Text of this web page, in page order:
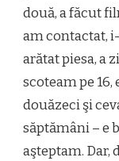
două, a făcut
am contactat,
arătat piesa, a
scoteam pe 16,
douăzeci şi
săptămâni – e
aşteptam. Dar,